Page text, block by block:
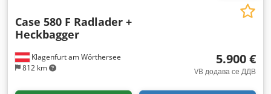
Klagenfurt am Wörthersee
812 km
Case 580 F Radlader +
Heckbagger
5.900 €
VB додава се ДДВ